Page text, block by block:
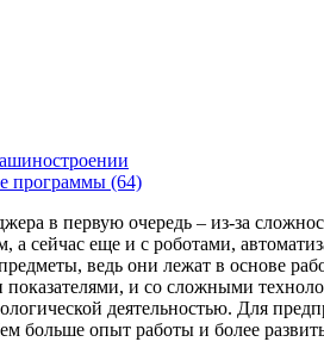
программы (64)
в первую очередь – из-за
а сейчас еще и с роботами,
ведь они лежат в основе
и со сложными
деятельностью. Для
больше опыт работы и более